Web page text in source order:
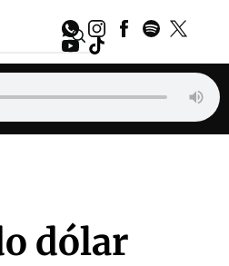
dólar